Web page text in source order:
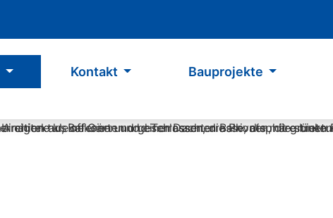
Kontakt Bauprojekte